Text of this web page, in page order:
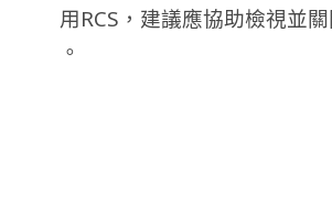
用RCS，建議應協助檢視並
。